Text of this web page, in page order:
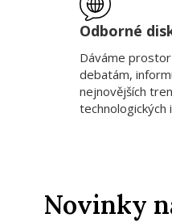
Odborné
Dáváme
debatám,
nejnovějších
technologických
Novinky